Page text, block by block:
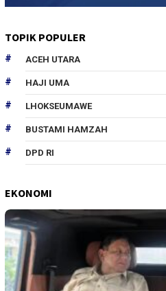
TOPIK POPULER
ACEH UTARA
HAJI UMA
LHOKSEUMAWE
BUSTAMI HAMZAH
DPD RI
EKONOMI